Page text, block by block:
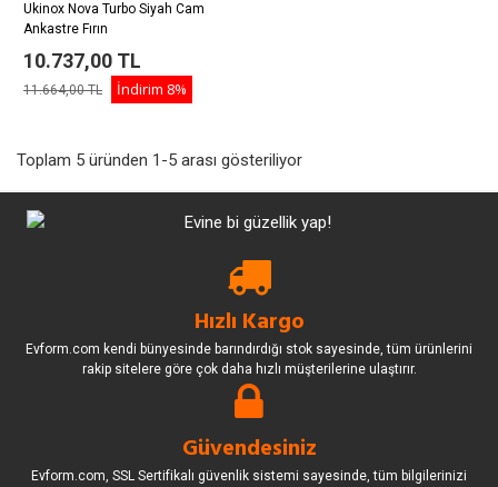
Ukinox Nova Turbo Siyah Cam
Ankastre Fırın
10.737,00 TL
11.664,00 TL İndirim 8%
Toplam 5 üründen 1-5 arası gösteriliyor
Hızlı Kargo
Evform.com kendi bünyesinde barındırdığı stok sayesinde, tüm ürünlerini
rakip sitelere göre çok daha hızlı müşterilerine ulaştırır.
Güvendesiniz
Evform.com, SSL Sertifikalı güvenlik sistemi sayesinde, tüm bilgilerinizi